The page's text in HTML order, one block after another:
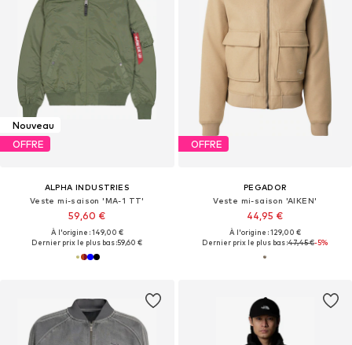
Nouveau
OFFRE
ALPHA INDUSTRIES
Veste mi-saison 'MA-1 TT'
59,60 €
À l'origine : 149,00 €
Dernier prix le plus bas :59,60 €
OFFRE
PEGADOR
Veste mi-saison 'AIKEN'
44,95 €
À l'origine : 129,00 €
Dernier prix le plus bas :47,45 €-5%